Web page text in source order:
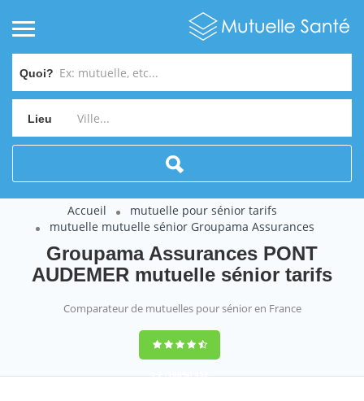
Quoi?
Lieu
Accueil
mutuelle pour sénior tarifs
mutuelle mutuelle sénior Groupama Assurances
Groupama Assurances PONT
AUDEMER mutuelle sénior tarifs
Comparateur de mutuelles pour sénior en France
9,2(100%)452